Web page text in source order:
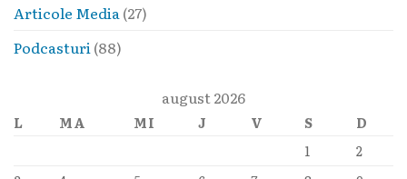
Articole Media (27)
Podcasturi (88)
august 2026
L MA MI J V S
D
1
2